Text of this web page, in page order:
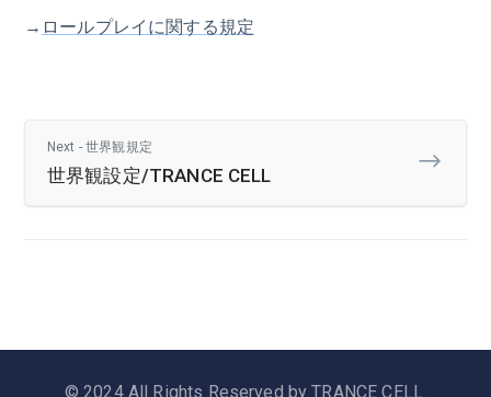
→ ロールプレイに関する規定
Next - 世界観規定
世界観設定/TRANCE CELL
© 2024 All Rights Reserved by TRANCE CELL.